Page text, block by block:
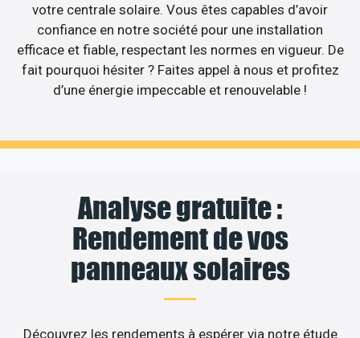
votre centrale solaire. Vous êtes capables d’avoir
confiance en notre société pour une installation
efficace et fiable, respectant les normes en vigueur. De
fait pourquoi hésiter ? Faites appel à nous et profitez
d’une énergie impeccable et renouvelable !
Analyse gratuite :
Rendement de vos
panneaux solaires
Découvrez les rendements à espérer via notre étude